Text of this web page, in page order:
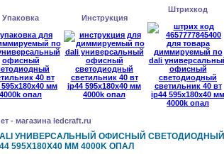
Упаковка Инструкция
Штрихкод
УНИВЕРСАЛЬНЫЙ ОФИСНЫЙ СВЕТОДИОДНЫЙ
595X180X40 ММ 4000K ОПАЛ